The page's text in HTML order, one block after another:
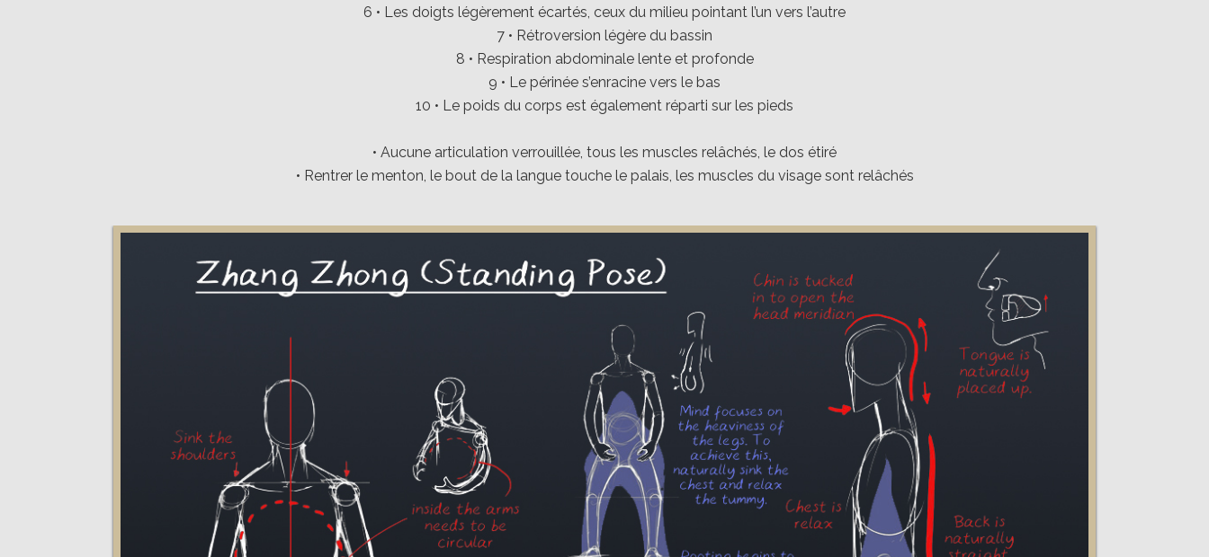
6 • Les doigts légèrement écartés, ceux du milieu pointant l’un vers l’autre
7 • Rétroversion légère du bassin
8 • Respiration abdominale lente et profonde
9 • Le périnée s’enracine vers le bas
10 • Le poids du corps est également réparti sur les pieds
• Aucune articulation verrouillée, tous les muscles relâchés, le dos étiré
• Rentrer le menton, le bout de la langue touche le palais, les muscles du visage sont relâchés